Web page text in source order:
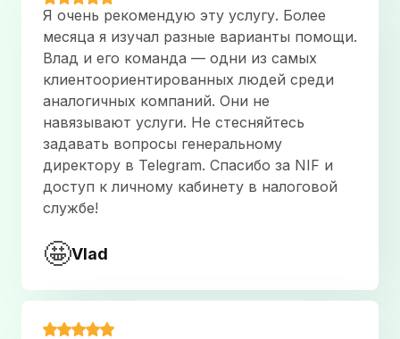
как лучше оформить недостающие документы.
Была очень вежлива, отзывчива и терпелива.
Одобрение получили без дозапросов, во многом
благодаря помощи Екатерины. Очень
профессиональный и надежный эксперт, спасибо!
Sergei M
Совместная подача документов с Екатериной
была чрезвычайно успешной. Екатерина оказалась
отзывчивой и профессиональной: она помогла
отвечала на вопросы и сделала процесс гораздо
Igor Sanin
Я очень рекомендую эту услугу. Более
месяца я изучал разные варианты помощи.
Влад и его команда — одни из самых
клиентоориентированных людей среди
аналогичных компаний. Они не
навязывают услуги. Не стесняйтесь
задавать вопросы генеральному
директору в Telegram. Спасибо за NIF и
доступ к личному кабинету в налоговой
службе!
🤩Vlad